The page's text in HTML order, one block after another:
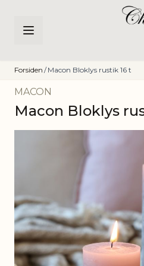
Forsiden / Macon Bloklys rustik 16 t
MACON
Macon Bloklys